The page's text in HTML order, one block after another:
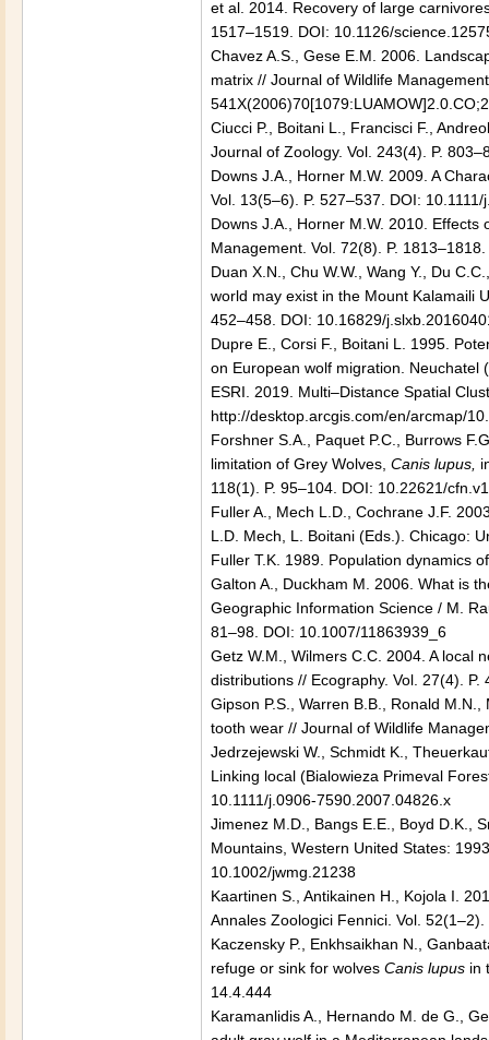
et al. 2014. Recovery of large
1517–1519. DOI: 10.1126/
Chavez A.S., Gese E.M. 2006.
matrix // Journal of Wildlife
541X(2006)70[1079:LUAMOW]2.0.CO;2
Ciucci P., Boitani L., Francisci F.,
Journal of Zoology. Vol. 243(4). P.
Downs J.A., Horner M.W. 2009. A
Vol. 13(5–6). P. 527–537. DOI:
Downs J.A., Horner M.W. 2010.
Management. Vol. 72(8). P.
Duan X.N., Chu W.W., Wang Y., Du
world may exist in the Mount Kalamaili
452–458. DOI: 10.16829/
Dupre E., Corsi F., Boitani L. 1995.
on European wolf migration. Neuchatel
ESRI. 2019. Multi–Distance Spatial
http://desktop.arcgis.com/en/arcmap/
Forshner S.A., Paquet P.C., Burrows
limitation of Grey Wolves, Canis lupus,
118(1). P. 95–104. DOI: 10.22621/
Fuller A., Mech L.D., Cochrane J.F.
L.D. Mech, L. Boitani (Eds.). Chicago:
Fuller T.K. 1989. Population dynamics
Galton A., Duckham M. 2006. What is
Geographic Information Science / M.
81–98. DOI: 10.1007/11863939_6
Getz W.M., Wilmers C.C. 2004. A local
distributions // Ecography. Vol. 27(4).
Gipson P.S., Warren B.B., Ronald
tooth wear // Journal of Wildlife
Jedrzejewski W., Schmidt K.,
Linking local (Bialowieza Primeval
10.1111/j.0906-7590.2007.04826.x
Jimenez M.D., Bangs E.E., Boyd D.K.,
Mountains, Western United States:
10.1002/jwmg.21238
Kaartinen S., Antikainen H., Kojola I.
Annales Zoologici Fennici. Vol.
Kaczensky P., Enkhsaikhan N.,
refuge or sink for wolves Canis lupus in
14.4.444
Karamanlidis A., Hernando M. de G.,